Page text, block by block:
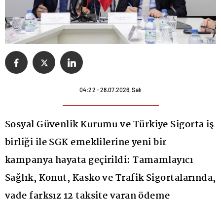
04:22 - 28.07.2026, Salı
Sosyal Güvenlik Kurumu ve Türkiye Sigorta iş
birliği ile SGK emeklilerine yeni bir
kampanya hayata geçirildi: Tamamlayıcı
Sağlık, Konut, Kasko ve Trafik Sigortalarında,
vade farksız 12 taksite varan ödeme